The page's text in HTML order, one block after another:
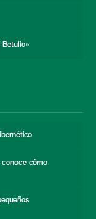
conoce cómo